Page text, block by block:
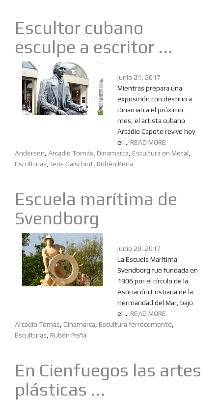
Escultor cubano
esculpe a escritor ...
junio 21, 2017
Mientras prepara una
exposición con destino a
Dinamarca el próximo
mes, el artista cubano
Arcadio Capote revive hoy
el ... READ MORE
Andersen Arcadio Tomás Dinamarca Escultura en Metal
Esculturas
Jens Galschiot Rubén Peña
Escuela marítima de
Svendborg
junio 20, 2017
La Escuela Marítima
Svendborg fue fundada en
1906 por el círculo de la
Asociación Cristiana de la
Hermandad del Mar, bajo
el ... READ MORE
Arcadio Tomás Dinamarca Escultura ferrocemento
Esculturas Rubén Peña
En Cienfuegos las artes
plásticas ...